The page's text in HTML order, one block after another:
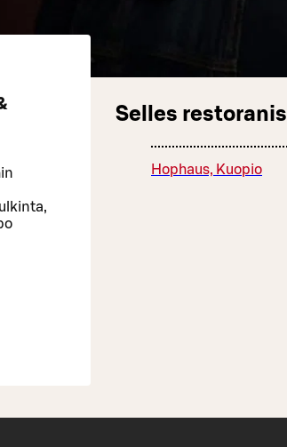
Selles restoranis
Hophaus, Kuopio